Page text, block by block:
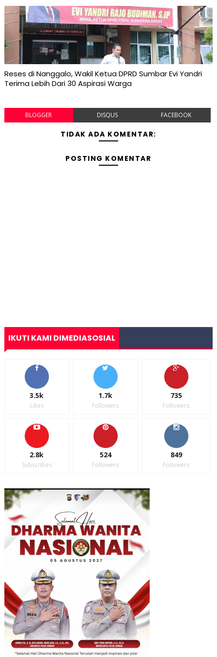
Reses di Nanggalo, Wakil Ketua DPRD Sumbar Evi Yandri
Terima Lebih Dari 30 Aspirasi Warga
BLOGGER DISQUS FACEBOOK
TIDAK ADA KOMENTAR:
POSTING KOMENTAR
IKUTI KAMI DIMEDIASOSIAL
3.5k
Likes
1.7k
Followers
735
Followers
2.8k
Subscribes
524
Followers
849
Followers